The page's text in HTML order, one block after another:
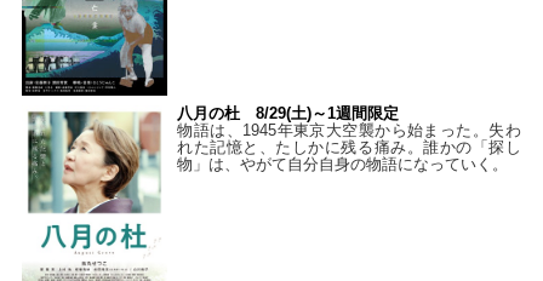
八月の杜 8/29(土)～1週間限定
物語は、1945年東京大空襲から始まった。失わ
れた記憶と、たしかに残る痛み。誰かの「探し
物」は、やがて自分自身の物語になっていく。